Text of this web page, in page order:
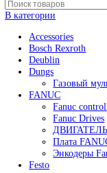
В категории
Accessories
Bosch Rexroth
Deublin
Dungs
Газовый
FANUC
Fanuc
Fanuc